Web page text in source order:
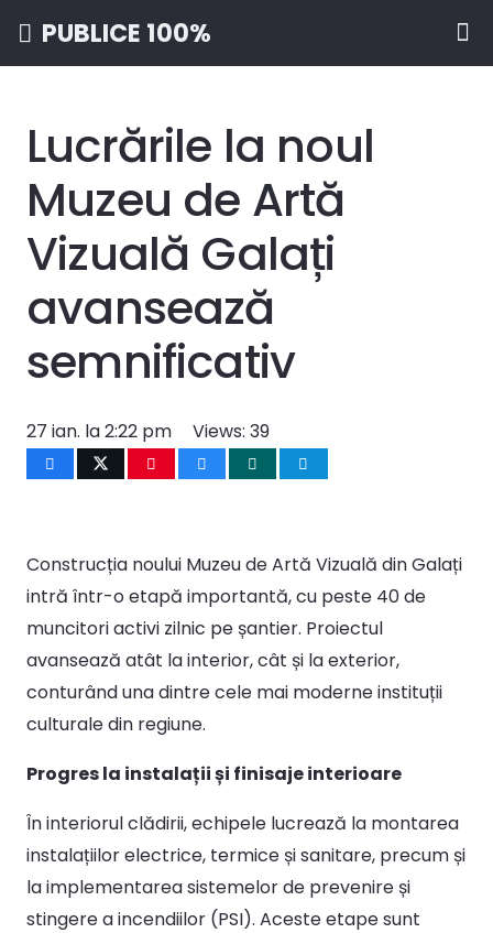
PUBLICE 100%
Lucrările la noul
Muzeu de Artă
Vizuală Galați
avansează
semnificativ
27 ian. la 2:22 pm Views:39
Construcția noului Muzeu de Artă Vizuală din Galați
intră într-o etapă importantă, cu peste 40 de
muncitori activi zilnic pe șantier. Proiectul
avansează atât la interior, cât și la exterior,
conturând una dintre cele mai moderne instituții
culturale din regiune.
Progres la instalații și finisaje interioare
În interiorul clădirii, echipele lucrează la montarea
instalațiilor electrice, termice și sanitare, precum și
la implementarea sistemelor de prevenire și
stingere a incendiilor (PSI). Aceste etape sunt